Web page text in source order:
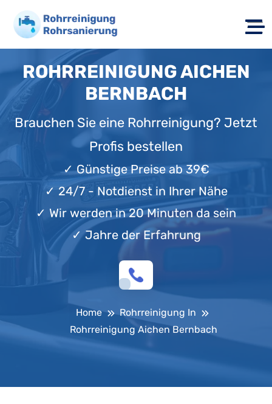
ROHRREINIGUNG AICHEN
BERNBACH
Brauchen Sie eine Rohrreinigung? Jetzt
Profis bestellen
✓Günstige Preise ab 39€
✓ 24/7 - Notdienst in Ihrer Nähe
✓ Wir werden in 20 Minuten da sein
✓Jahre der Erfahrung
Home
Rohrreinigung In
Rohrreinigung Aichen Bernbach